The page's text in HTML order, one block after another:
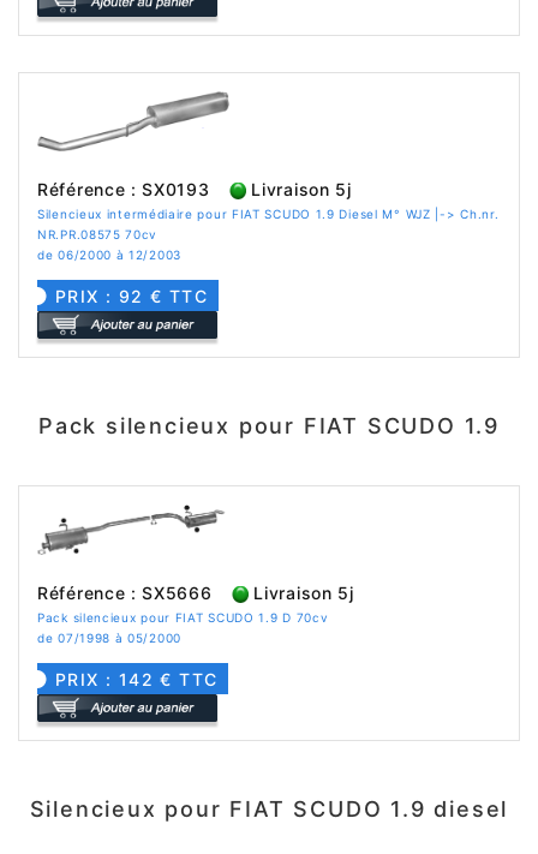
Référence : SX0193 Livraison 5j
Silencieux intermédiaire pour FIAT SCUDO 1.9 Diesel M° WJZ |-> Ch.nr.
NR.PR.08575 70cv
de 06/2000 à 12/2003
PRIX : 92 € TTC
Pack silencieux pour FIAT SCUDO 1.9
Référence : SX5666 Livraison 5j
Pack silencieux pour FIAT SCUDO 1.9 D 70cv
de 07/1998 à 05/2000
PRIX : 142 € TTC
Silencieux pour FIAT SCUDO 1.9 diesel